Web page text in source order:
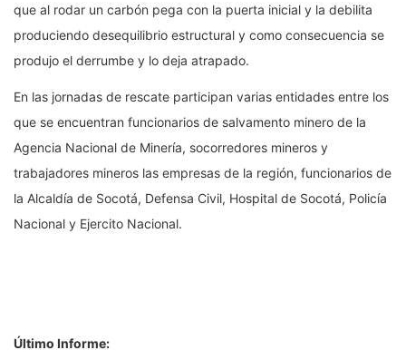
que al rodar un carbón pega con la puerta inicial y la debilita
produciendo desequilibrio estructural y como consecuencia se
produjo el derrumbe y lo deja atrapado.
En las jornadas de rescate participan varias entidades entre los
que se encuentran funcionarios de salvamento minero de la
Agencia Nacional de Minería, socorredores mineros y
trabajadores mineros las empresas de la región, funcionarios de
la Alcaldía de Socotá, Defensa Civil, Hospital de Socotá, Policía
Nacional y Ejercito Nacional.
Último Informe: